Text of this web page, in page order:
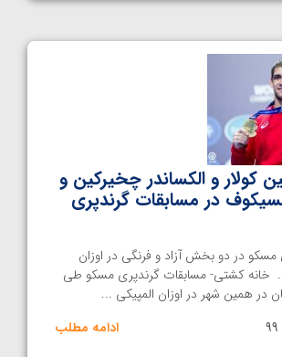
کولار و الکساندر چخیرکین و
در مسابقات گرندپری
مسکو در دو بخش آزاد و فرنگی در اوزان
خانه کشتی- مسابقات گرندپری مسکو طی
ادامه مطلب